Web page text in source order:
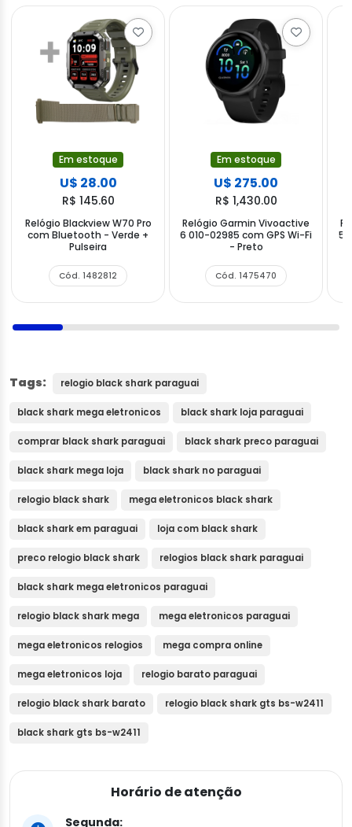
Em estoque
U$ 28.00
R$ 145.60
Relógio Blackview W70 Pro
com Bluetooth - Verde +
Pulseira
Cód. 1482812
Em estoque
U$ 275.00
R$ 1,430.00
Relógio Garmin Vivoactive
6 010-02985 com GPS Wi-Fi
- Preto
Cód. 1475470
5
Tags: relogio black shark paraguai
black shark mega eletronicos black shark loja paraguai
comprar black shark paraguai black shark preco paraguai
black shark mega loja black shark no paraguai
relogio black shark mega eletronicos black shark
black shark em paraguai loja com black shark
preco relogio black shark relogios black shark paraguai
black shark mega eletronicos paraguai
relogio black shark mega mega eletronicos paraguai
mega eletronicos relogios mega compra online
mega eletronicos loja relogio barato paraguai
relogio black shark barato relogio black shark gts bs-w2411
black shark gts bs-w2411
Horário de atenção
Segunda: